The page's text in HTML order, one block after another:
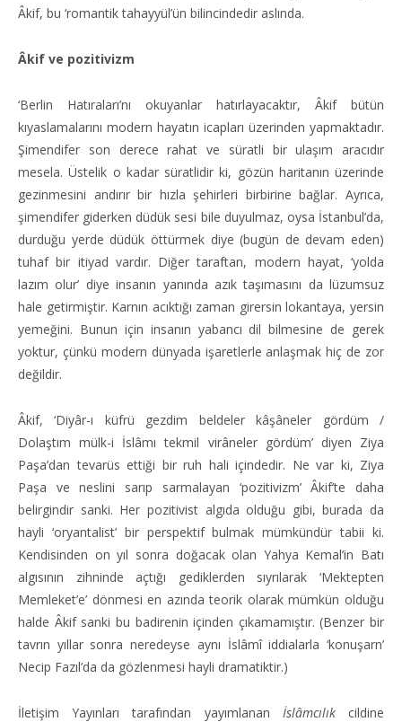
Âkif, bu ‘romantik tahayyül’ün bilincindedir aslında.
Âkif ve pozitivizm
‘Berlin Hatıraları’nı okuyanlar hatırlayacaktır, Âkif bütün
kıyaslamalarını modern hayatın icapları üzerinden yapmaktadır.
Şimendifer son derece rahat ve süratli bir ulaşım aracıdır
mesela. Üstelik o kadar süratlidir ki, gözün haritanın üzerinde
gezinmesini andırır bir hızla şehirleri birbirine bağlar. Ayrıca,
şimendifer giderken düdük sesi bile duyulmaz, oysa İstanbul’da,
durduğu yerde düdük öttürmek diye (bugün de devam eden)
tuhaf bir itiyad vardır. Diğer taraftan, modern hayat, ‘yolda
lazım olur’ diye insanın yanında azık taşımasını da lüzumsuz
hale getirmiştir. Karnın acıktığı zaman girersin lokantaya, yersin
yemeğini. Bunun için insanın yabancı dil bilmesine de gerek
yoktur, çünkü modern dünyada işaretlerle anlaşmak hiç de zor
değildir.
Âkif, ‘Diyâr-ı küfrü gezdim beldeler kâşâneler gördüm /
Dolaştım mülk-i İslâmı tekmil virâneler gördüm’ diyen Ziya
Paşa’dan tevarüs ettiği bir ruh hali içindedir. Ne var ki, Ziya
Paşa ve neslini sarıp sarmalayan ‘pozitivizm’ Âkif’te daha
belirgindir sanki. Her pozitivist algıda olduğu gibi, burada da
hayli ‘oryantalist’ bir perspektif bulmak mümkündür tabii ki.
Kendisinden on yıl sonra doğacak olan Yahya Kemal’in Batı
algısının zihninde açtığı gediklerden sıyrılarak ‘Mektepten
Memleket’e’ dönmesi en azında teorik olarak mümkün olduğu
halde Âkif sanki bu badirenin içinden çıkamamıştır. (Benzer bir
tavrın yıllar sonra neredeyse aynı İslâmî iddialarla ‘konuşarn’
Necip Fazıl’da da gözlenmesi hayli dramatiktir.)
İletişim Yayınları tarafından yayımlanan İslâmcılıkcildine